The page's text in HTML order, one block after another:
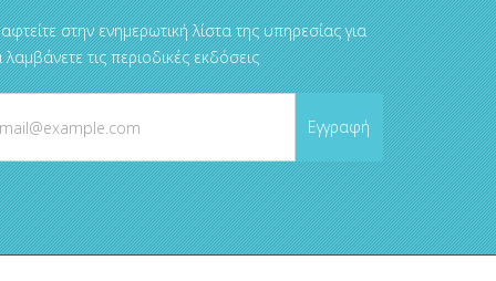
στην ενημερωτική λίστα της υπηρεσίας για
λαμβάνετε τις περιοδικές εκδόσεις